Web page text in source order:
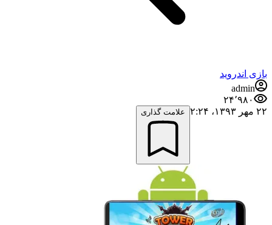
بازی اندروید
admin
۲۴٬۹۸۰
۲۲ مهر ۱۳۹۳،‏ ۲:۲۴
علامت گذاری